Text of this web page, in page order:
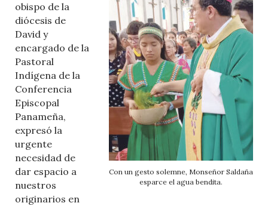
Con un gesto solemne, Monseñor Saldaña
esparce el agua bendita.
obispo de la
diócesis de
David y
encargado de la
Pastoral
Indígena de la
Conferencia
Episcopal
Panameña,
expresó la
urgente
necesidad de
dar espacio a
nuestros
originarios en